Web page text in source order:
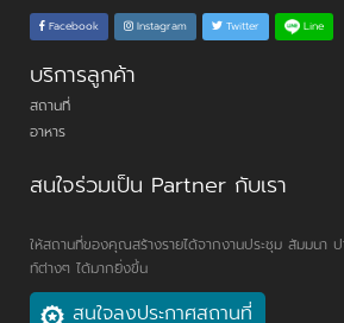
Facebook Instagram Twitter Line
บริการลูกค้า
สถานที่
อาหาร
สนใจร่วมเป็น Partner กับเรา
ให้สถานที่ของคุณสร้างรายได้จากงานประชุม สัมมนา
ท์ต่างๆ ได้มากยิ่งขึ้น
สนใจลงประกาศสถานที่